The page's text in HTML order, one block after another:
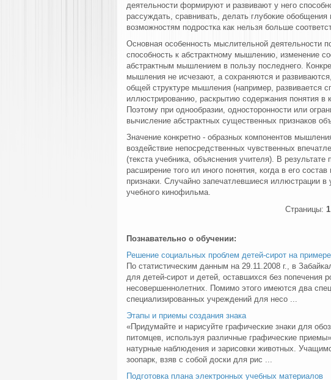
деятельности формируют и развивают у него
рассуждать, сравнивать, делать глубокие
возможностям подростка как нельзя больше
Основная особенность мыслительной деятельности
способность к абстрактному мышлению, изменение
абстрактным мышлением в пользу последнего.
мышления не исчезают, а сохраняются и
общей структуре мышления (например, развивается
иллюстрированию, раскрытию содержания понятия в
Поэтому при однообразии, односторонности или
вычисление абстрактных существенных признаков
Значение конкретно - образных компонентов
воздействие непосредственных чувственных
(текста учебника, объяснения учителя). В
расширение того ил иного понятия, когда в его
признаки. Случайно запечатлевшиеся иллюстрации
учебного кинофильма.
Страницы: 1
Познавательно о обучении:
Решение социальных проблем детей-сирот на
По статистическим данным на 29.11.2008 г., в
для детей-сирот и детей, оставшихся без попечения
несовершеннолетних. Помимо этого имеются два
специализированных учреждений для несо ...
Этапы и приемы создания знака
«Придумайте и нарисуйте графические знаки для
питомцев, используя различные графические
натурные наблюдения и зарисовки животных.
зоопарк, взяв с собой доски для рис ...
Подготовка плана электронных учебных материалов